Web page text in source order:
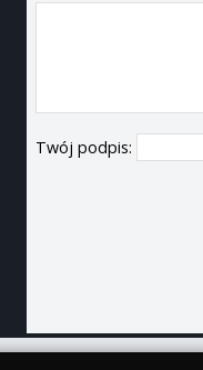
Twój podpis: